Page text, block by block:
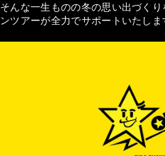
そんな一生ものの冬の思い出づく
ンツアーが全力でサポートいたしま